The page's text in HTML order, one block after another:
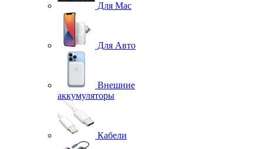
Для Mac
Для Авто
Внешние
аккумуляторы
Кабели